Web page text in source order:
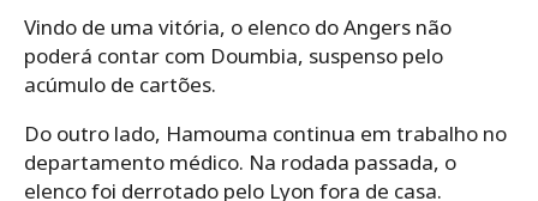
Vindo de uma vitória, o elenco do Angers não
poderá contar com Doumbia, suspenso pelo
acúmulo de cartões.
Do outro lado, Hamouma continua em trabalho no
departamento médico. Na rodada passada, o
elenco foi derrotado pelo Lyon fora de casa.